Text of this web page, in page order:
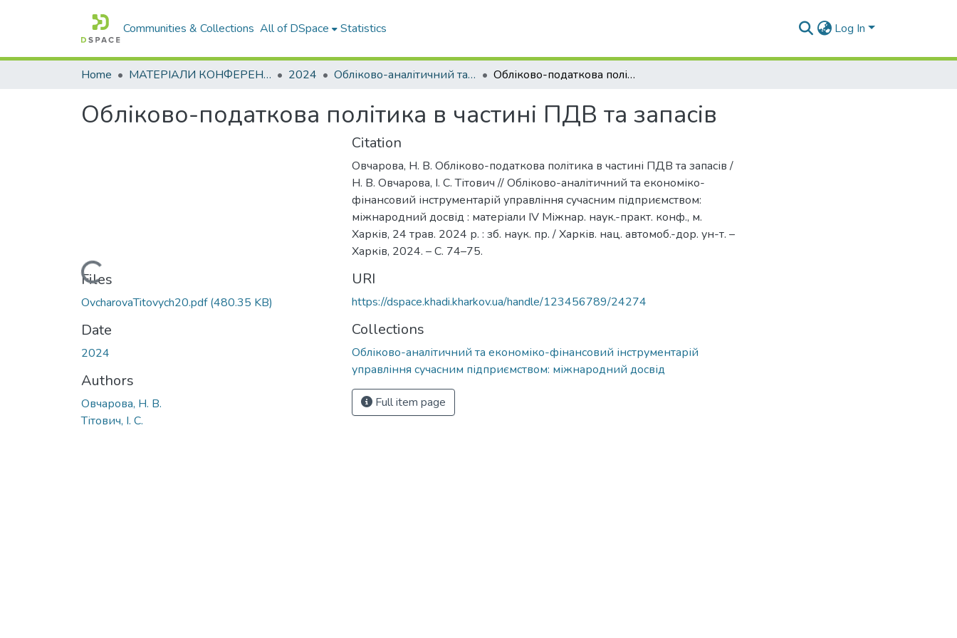
Communities & Collections All of DSpace Statistics Log In
Home МАТЕРІАЛИ КОНФЕРЕНЦІЙ 2024 Обліково-аналітичний та економіко-фінансовий інструментарій управління сучасним підприємством: міжнародний досвід Обліково-податкова політика в частині ПДВ та запасів
Обліково-податкова політика в частині ПДВ та запасів
Loading...
Files
OvcharovaTitovych20.pdf(480.35 KB)
Date
2024
Authors
Овчарова, Н. В.
Тітович, І. С.
Citation
Овчарова, Н. В. Обліково-податкова політика в частині ПДВ та запасів /
Н. В. Овчарова, І. С. Тітович // Обліково-аналітичний та економіко-
фінансовий інструментарій управління сучасним підприємством:
міжнародний досвід : матеріали IV Міжнар. наук.-практ. конф., м.
Харків, 24 трав. 2024 р. : зб. наук. пр. / Харків. нац. автомоб.-дор. ун-т. –
Харків, 2024. – С. 74–75.
URI
https://dspace.khadi.kharkov.ua/handle/123456789/24274
Collections
Обліково-аналітичний та економіко-фінансовий інструментарій
управління сучасним підприємством: міжнародний досвід
Full item page